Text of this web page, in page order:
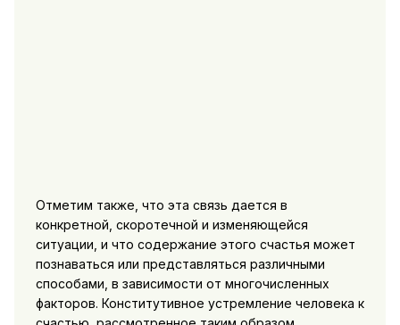
Отметим также, что эта связь дается в
конкретной, скоротечной и изменяющейся
ситуации, и что содержание этого счастья может
познаваться или представляться различными
способами, в зависимости от многочисленных
факторов. Конститутивное устремление человека к